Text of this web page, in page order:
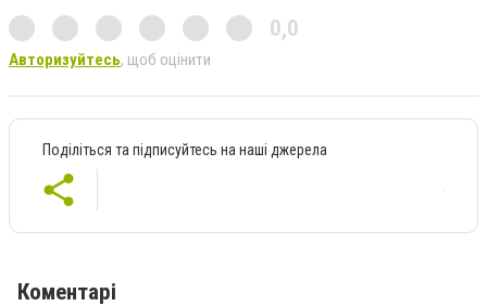
0,0
Авторизуйтесь, щоб оцінити
Поділіться та підписуйтесь на наші джерела
Коментарі